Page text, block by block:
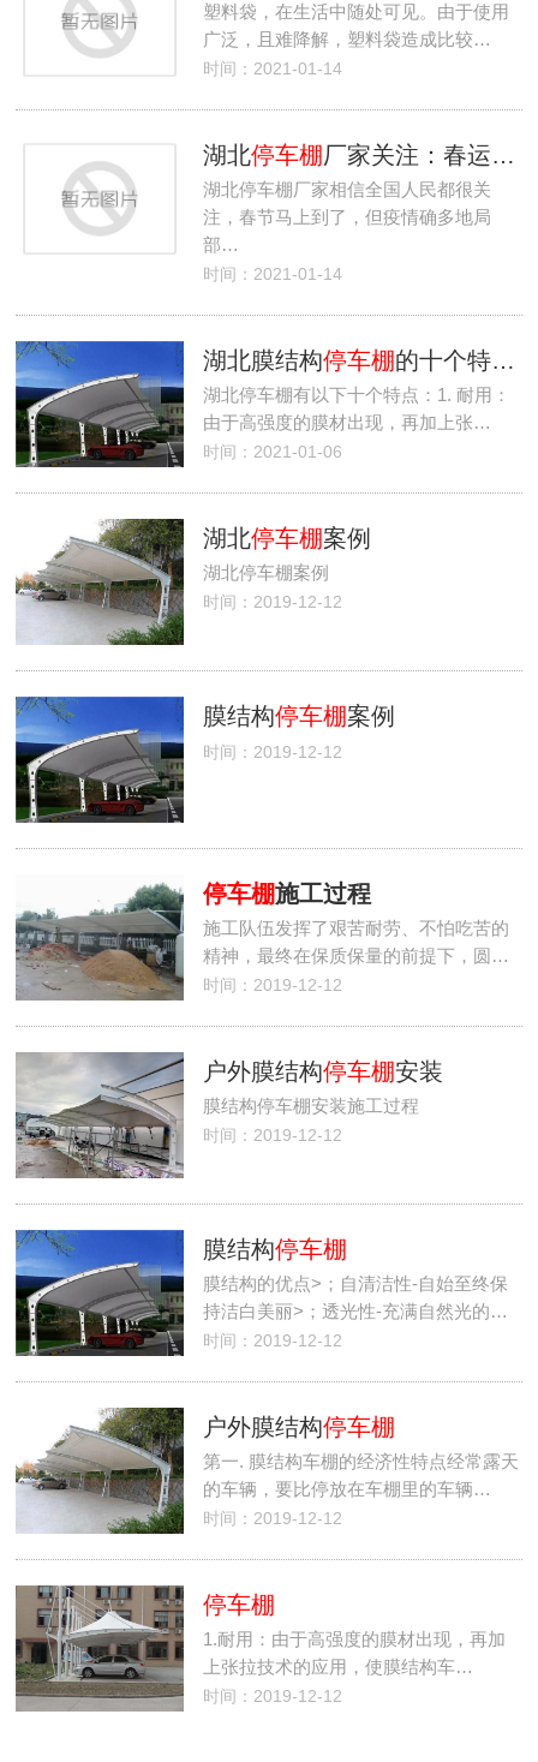
塑料袋，在生活中随处可见。由于使用
广泛，且难降解，塑料袋造成比较…
时间：2021-01-14
湖北停车棚厂家关注：春运大潮将至，疫情进入多地局部暴发阶段，疫情防控该怎么做？
湖北停车棚厂家相信全国人民都很关
注，春节马上到了，但疫情确多地局
部…
时间：2021-01-14
湖北膜结构停车棚的十个特点介绍
湖北停车棚有以下十个特点：1. 耐用：
由于高强度的膜材出现，再加上张…
时间：2021-01-06
湖北停车棚案例
湖北停车棚案例
时间：2019-12-12
膜结构停车棚案例
时间：2019-12-12
停车棚施工过程
施工队伍发挥了艰苦耐劳、不怕吃苦的
精神，最终在保质保量的前提下，圆…
时间：2019-12-12
户外膜结构停车棚安装
膜结构停车棚安装施工过程
时间：2019-12-12
膜结构停车棚
膜结构的优点>；自清洁性-自始至终保
持洁白美丽>；透光性-充满自然光的…
时间：2019-12-12
户外膜结构停车棚
第一. 膜结构车棚的经济性特点经常露天
的车辆，要比停放在车棚里的车辆…
时间：2019-12-12
停车棚
1.耐用：由于高强度的膜材出现，再加
上张拉技术的应用，使膜结构车…
时间：2019-12-12